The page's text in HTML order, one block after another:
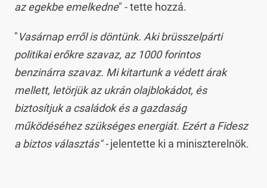
az egekbe emelkedne" - tette hozzá.
"Vasárnap erről is döntünk. Aki brüsszelpárti
politikai erőkre szavaz, az 1000 forintos
benzinárra szavaz. Mi kitartunk a védett árak
mellett, letörjük az ukrán olajblokádot, és
biztosítjuk a családok és a gazdaság
működéséhez szükséges energiát. Ezért a Fidesz
a biztos választás" -jelentette ki a miniszterelnök.